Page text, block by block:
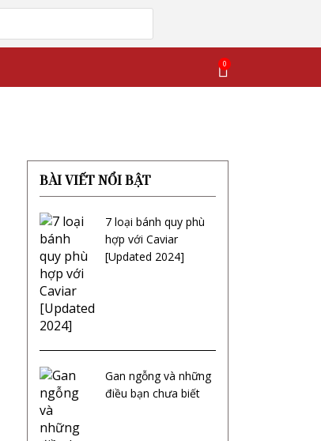
0
BÀI VIẾT NỔI BẬT
7 loại bánh quy phù
hợp với Caviar
[Updated 2024]
Gan ngỗng và những
điều bạn chưa biết